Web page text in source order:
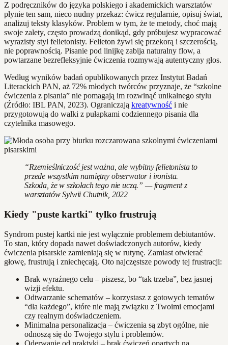
Z podręczników do języka polskiego i akademickich warsztatów
płynie ten sam, nieco nudny przekaz: ćwicz regularnie, opisuj świat,
analizuj teksty klasyków. Problem w tym, że te metody, choć mają
swoje zalety, często prowadzą donikąd, gdy próbujesz wypracować
wyrazisty styl felietonisty. Felieton żywi się przekorą i szczerością,
nie poprawnością. Pisanie pod linijkę zabija naturalny flow, a
powtarzane bezrefleksyjnie ćwiczenia rozmywają autentyczny głos.
Według wyników badań opublikowanych przez Instytut Badań
Literackich PAN, aż 72% młodych twórców przyznaje, że “szkolne
ćwiczenia z pisania” nie pomagają im rozwinąć unikalnego stylu
(Źródło: IBL PAN, 2023). Ograniczają kreatywność i nie
przygotowują do walki z pułapkami codziennego pisania dla
czytelnika masowego.
“Rzemieślniczość jest ważna, ale wybitny felietonista to
przede wszystkim namiętny obserwator i ironista.
Szkoda, że w szkołach tego nie uczą.” — fragment z
warsztatów Sylwii Chutnik, 2022
Kiedy "puste kartki" tylko frustrują
Syndrom pustej kartki nie jest wyłącznie problemem debiutantów.
To stan, który dopada nawet doświadczonych autorów, kiedy
ćwiczenia pisarskie zamieniają się w rutynę. Zamiast otwierać
głowę, frustrują i zniechęcają. Oto najczęstsze powody tej frustracji:
Brak wyraźnego celu – piszesz, bo “tak trzeba”, bez jasnej
wizji efektu.
Odtwarzanie schematów – korzystasz z gotowych tematów
“dla każdego”, które nie mają związku z Twoimi emocjami
czy realnym doświadczeniem.
Minimalna personalizacja – ćwiczenia są zbyt ogólne, nie
odnoszą się do Twojego stylu i problemów.
Oderwanie od praktyki – brak ćwiczeń opartych na